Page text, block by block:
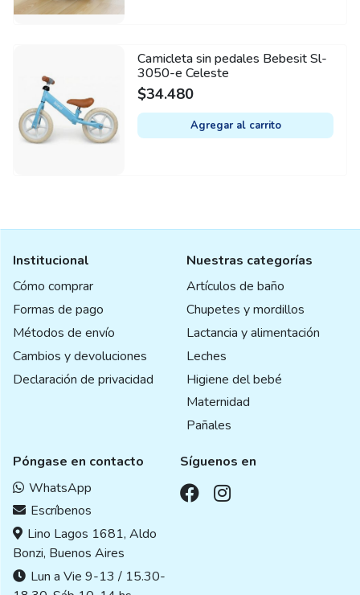
Ancho
Con barra de empuje
No
Celeste, Rosa, Verde
may
be
chosen
on
the
Camicleta sin pedales Bebesit Sl-
3050-e Celeste
$34.480
Agregar al carrito
Institucional
Cómo comprar
Formas de pago
Métodos de envío
Cambios y devoluciones
Declaración de privacidad
Nuestras categorías
Artículos de baño
Chupetes y mordillos
Lactancia y alimentación
Leches
Higiene del bebé
Maternidad
Pañales
Póngase en contacto
WhatsApp
Escríbenos
Lino Lagos 1681, Aldo
Bonzi, Buenos Aires
Lun a Vie 9-13 / 15.30-
Síguenos en